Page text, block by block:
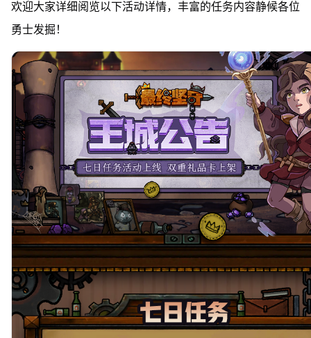
欢迎大家详细阅览以下活动详情，丰富的任务内容静候各位
勇士发掘！